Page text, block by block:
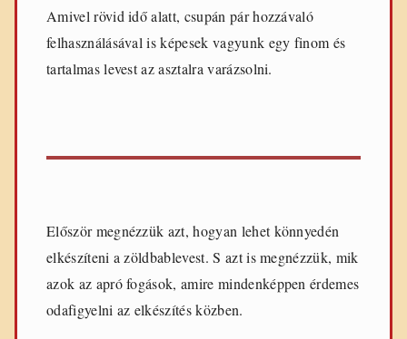
Amivel rövid idő alatt, csupán pár hozzávaló
felhasználásával is képesek vagyunk egy finom és
tartalmas levest az asztalra varázsolni.
Először megnézzük azt, hogyan lehet könnyedén
elkészíteni a zöldbablevest. S azt is megnézzük, mik
azok az apró fogások, amire mindenképpen érdemes
odafigyelni az elkészítés közben.